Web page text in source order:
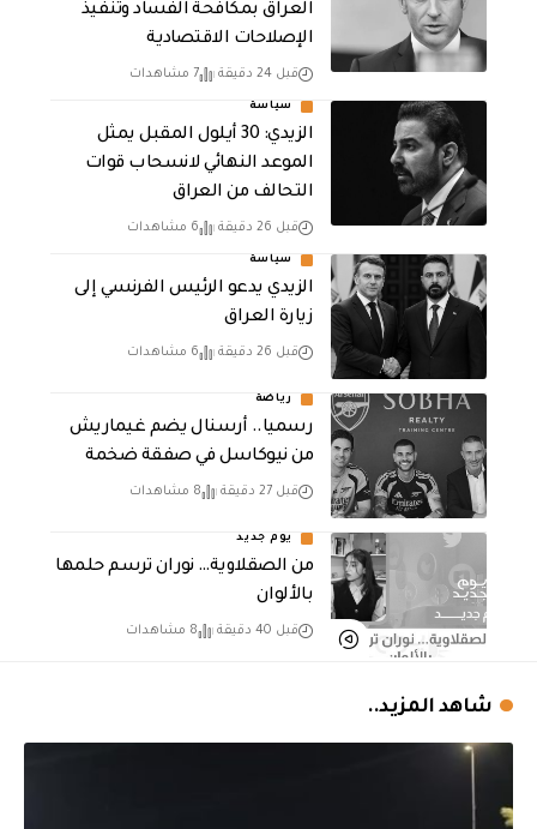
العراق بمكافحة الفساد وتنفيذ
الإصلاحات الاقتصادية
قبل 24 دقيقة 7 مشاهدات
سياسة
الزيدي: 30 أيلول المقبل يمثل
الموعد النهائي لانسحاب قوات
التحالف من العراق
قبل 26 دقيقة 6 مشاهدات
سياسة
الزيدي يدعو الرئيس الفرنسي إلى
زيارة العراق
قبل 26 دقيقة 6 مشاهدات
رياضة
رسميا.. أرسنال يضم غيماريش
من نيوكاسل في صفقة ضخمة
قبل 27 دقيقة 8 مشاهدات
يوم جديد
من الصقلاوية… نوران ترسم حلمها
بالألوان
قبل 40 دقيقة 8 مشاهدات
شاهد المزيد..